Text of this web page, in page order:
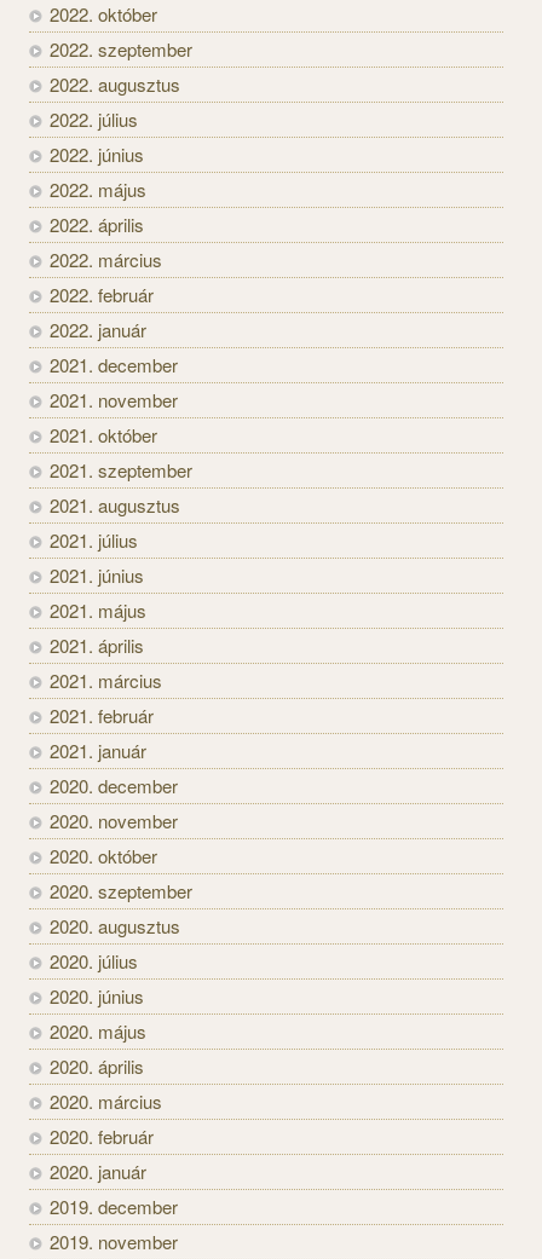
2022. október
2022. szeptember
2022. augusztus
2022. július
2022. június
2022. május
2022. április
2022. március
2022. február
2022. január
2021. december
2021. november
2021. október
2021. szeptember
2021. augusztus
2021. július
2021. június
2021. május
2021. április
2021. március
2021. február
2021. január
2020. december
2020. november
2020. október
2020. szeptember
2020. augusztus
2020. július
2020. június
2020. május
2020. április
2020. március
2020. február
2020. január
2019. december
2019. november